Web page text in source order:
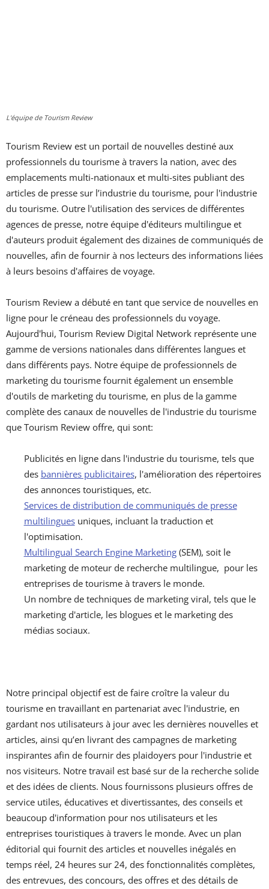
L'équipe de Tourism Review
Tourism Review est un portail de nouvelles destiné aux
professionnels du tourisme à travers la nation, avec des
emplacements multi-nationaux et multi-sites publiant des
articles de presse sur l’industrie du tourisme, pour l'industrie
du tourisme. Outre l'utilisation des services de différentes
agences de presse, notre équipe d'éditeurs multilingue et
d'auteurs produit également des dizaines de communiqués de
nouvelles, afin de fournir à nos lecteurs des informations liées
à leurs besoins d'affaires de voyage.
Tourism Review a débuté en tant que service de nouvelles en
ligne pour le créneau des professionnels du voyage.
Aujourd'hui, Tourism Review Digital Network représente une
gamme de versions nationales dans différentes langues et
dans différents pays. Notre équipe de professionnels de
marketing du tourisme fournit également un ensemble
d'outils de marketing du tourisme, en plus de la gamme
complète des canaux de nouvelles de l'industrie du tourisme
que Tourism Review offre, qui sont:
Publicités en ligne dans l'industrie du tourisme, tels que
des bannières publicitaires, l'amélioration des répertoires
des annonces touristiques, etc.
Services de distribution de communiqués de presse
multilinguesuniques, incluant la traduction et
l'optimisation.
Multilingual Search Engine Marketing(SEM), soit le
marketing de moteur de recherche multilingue, pour les
entreprises de tourisme à travers le monde.
Un nombre de techniques de marketing viral, tels que le
marketing d'article, les blogues et le marketing des
médias sociaux.
Notre principal objectif est de faire croître la valeur du
tourisme en travaillant en partenariat avec l'industrie, en
gardant nos utilisateurs à jour avec les dernières nouvelles et
articles, ainsi qu’en livrant des campagnes de marketing
inspirantes afin de fournir des plaidoyers pour l'industrie et
nos visiteurs. Notre travail est basé sur de la recherche solide
et des idées de clients. Nous fournissons plusieurs offres de
service utiles, éducatives et divertissantes, des conseils et
beaucoup d'information pour nos utilisateurs et les
entreprises touristiques à travers le monde. Avec un plan
éditorial qui fournit des articles et nouvelles inégalés en
temps réel, 24 heures sur 24, des fonctionnalités complètes,
des entrevues, des concours, des offres et des détails de